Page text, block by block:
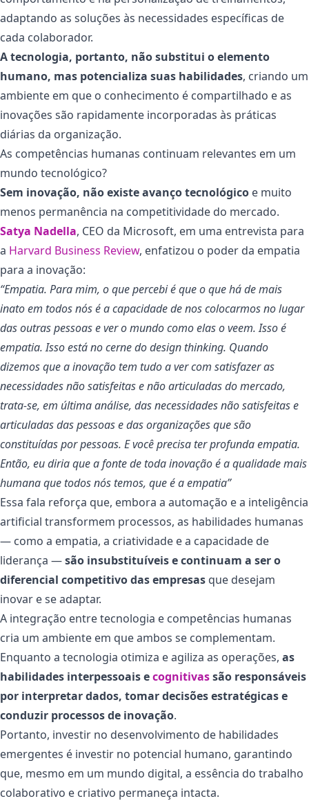
adaptando as soluções às necessidades específicas de
cada colaborador.
A tecnologia, portanto, não substitui o elemento
humano, mas potencializa suas habilidades, criando um
ambiente em que o conhecimento é compartilhado e as
inovações são rapidamente incorporadas às práticas
diárias da organização.
As competências humanas continuam relevantes em um
mundo tecnológico?
Sem inovação, não existe avanço tecnológico e muito
menos permanência na competitividade do mercado.
Satya Nadella, CEO da Microsoft, em uma entrevista para
a Harvard Business Review, enfatizou o poder da empatia
para a inovação:
“Empatia. Para mim, o que percebi é que o que há de mais
inato em todos nós é a capacidade de nos colocarmos no lugar
das outras pessoas e ver o mundo como elas o veem. Isso é
empatia. Isso está no cerne do design thinking. Quando
dizemos que a inovação tem tudo a ver com satisfazer as
necessidades não satisfeitas e não articuladas do mercado,
trata-se, em última análise, das necessidades não satisfeitas e
articuladas das pessoas e das organizações que são
constituídas por pessoas. E você precisa ter profunda empatia.
Então, eu diria que a fonte de toda inovação é a qualidade mais
humana que todos nós temos, que é a empatia”
Essa fala reforça que, embora a automação e a inteligência
artificial transformem processos, as habilidades humanas
— como a empatia, a criatividade e a capacidade de
liderança —são insubstituíveis e continuam a ser o
diferencial competitivo das empresas que desejam
inovar e se adaptar.
A integração entre tecnologia e competências humanas
cria um ambiente em que ambos se complementam.
Enquanto a tecnologia otimiza e agiliza as operações, as
habilidades interpessoais ecognitivassão responsáveis
por interpretar dados, tomar decisões estratégicas e
conduzir processos de inovação.
Portanto, investir no desenvolvimento de habilidades
emergentes é investir no potencial humano, garantindo
que, mesmo em um mundo digital, a essência do trabalho
colaborativo e criativo permaneça intacta.